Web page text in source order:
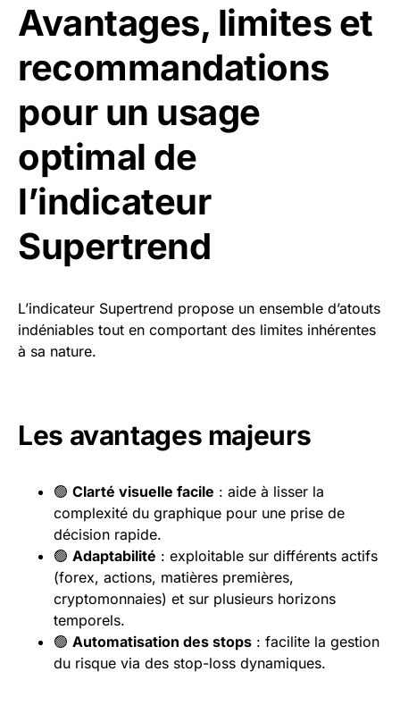
Avantages, limites et
recommandations
pour un usage
optimal de
l’indicateur
Supertrend
L’indicateur Supertrend propose un ensemble d’atouts
indéniables tout en comportant des limites inhérentes
à sa nature.
Les avantages majeurs
🟢 Clarté visuelle facile : aide à lisser la
complexité du graphique pour une prise de
décision rapide.
🟢 Adaptabilité : exploitable sur différents actifs
(forex, actions, matières premières,
cryptomonnaies) et sur plusieurs horizons
temporels.
🟢 Automatisation des stops : facilite la gestion
du risque via des stop-loss dynamiques.